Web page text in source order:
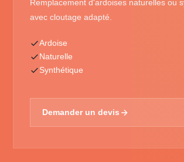
Remplacement d'ardoises naturelles ou
avec cloutage adapté.
Ardoise
Naturelle
Synthétique
Demander un devis